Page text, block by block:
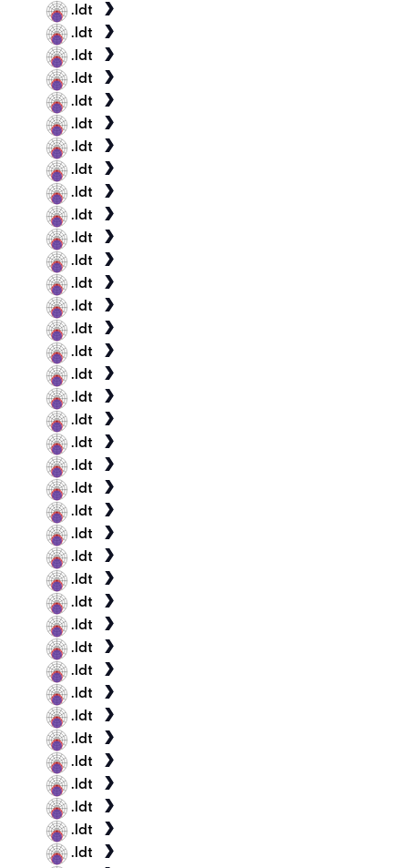
.ldt
.ldt
.ldt
.ldt
.ldt
.ldt
.ldt
.ldt
.ldt
.ldt
.ldt
.ldt
.ldt
.ldt
.ldt
.ldt
.ldt
.ldt
.ldt
.ldt
.ldt
.ldt
.ldt
.ldt
.ldt
.ldt
.ldt
.ldt
.ldt
.ldt
.ldt
.ldt
.ldt
.ldt
.ldt
.ldt
.ldt
.ldt